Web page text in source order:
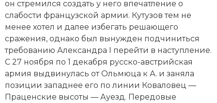
Новейшая история
Нумизматика
Образование
Общественные объединения и организации
Политическая история
он стремился создать у него впечатление о
слабости французcкой армии. Кутузов тем не
менее хотел и далее избегать решающего
сражения, однако был вынужден подчиниться
требованию Александра I перейти в наступление.
С 27 ноября по 1 декабря русско-австрийская
армия выдвинулась от Ольмюца к А. и заняла
позиции западнее его по линии Коваловец —
Праценские высоты — Ауезд. Передовые